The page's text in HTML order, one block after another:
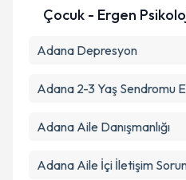
Çocuk - Ergen
Adana Depresyon
Adana 2-3 Yaş Sendromu
Adana Aile Danışmanlığı
Adana Aile İçi İletişim